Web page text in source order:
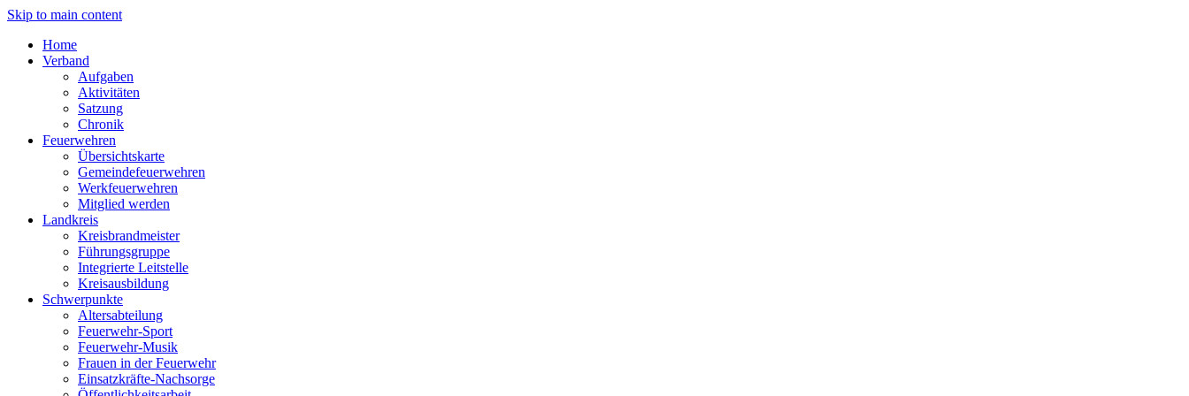
Skip to main content
Home
Verband
Aufgaben
Aktivitäten
Satzung
Chronik
Feuerwehren
Übersichtskarte
Gemeindefeuerwehren
Werkfeuerwehren
Mitglied werden
Landkreis
Kreisbrandmeister
Führungsgruppe
Integrierte Leitstelle
Kreisausbildung
Schwerpunkte
Altersabteilung
Feuerwehr-Sport
Feuerwehr-Musik
Frauen in der Feuerwehr
Einsatzkräfte-Nachsorge